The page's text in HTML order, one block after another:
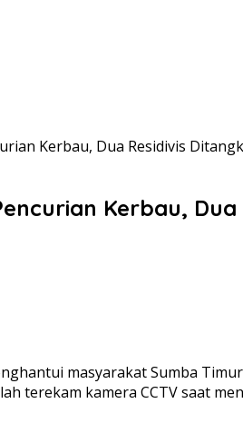
Kerbau, Dua Residivis
Kerbau,
masyarakat Sumba
terekam kamera CCTV saat